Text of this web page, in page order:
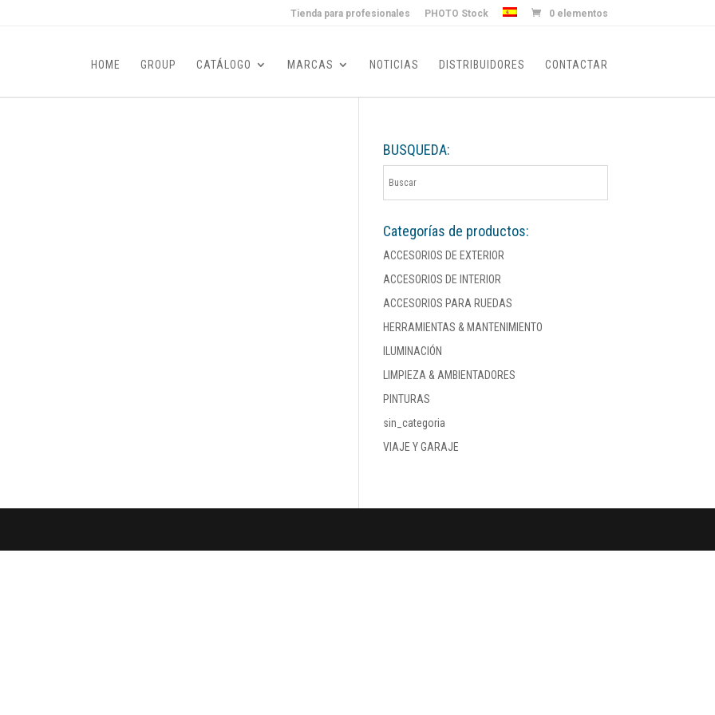
Tienda para profesionales PHOTO Stock 0 elementos
HOME GROUP CATÁLOGO MARCAS NOTICIAS DISTRIBUIDORES CONTACTAR
BUSQUEDA:
Categorías de productos:
ACCESORIOS DE EXTERIOR
ACCESORIOS DE INTERIOR
ACCESORIOS PARA RUEDAS
HERRAMIENTAS & MANTENIMIENTO
ILUMINACIÓN
LIMPIEZA & AMBIENTADORES
PINTURAS
sin_categoria
VIAJE Y GARAJE